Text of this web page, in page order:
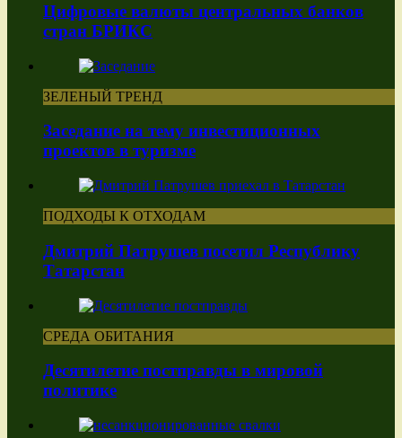
Цифровые валюты центральных банков
стран БРИКС
ЗЕЛЕНЫЙ ТРЕНД
Заседание на тему инвестиционных
проектов в туризме
ПОДХОДЫ К ОТХОДАМ
Дмитрий Патрушев посетил Республику
Татарстан
СРЕДА ОБИТАНИЯ
Десятилетие постправды в мировой
политике